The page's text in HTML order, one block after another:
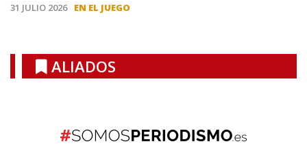
31 JULIO 2026 EN EL JUEGO
ALIADOS